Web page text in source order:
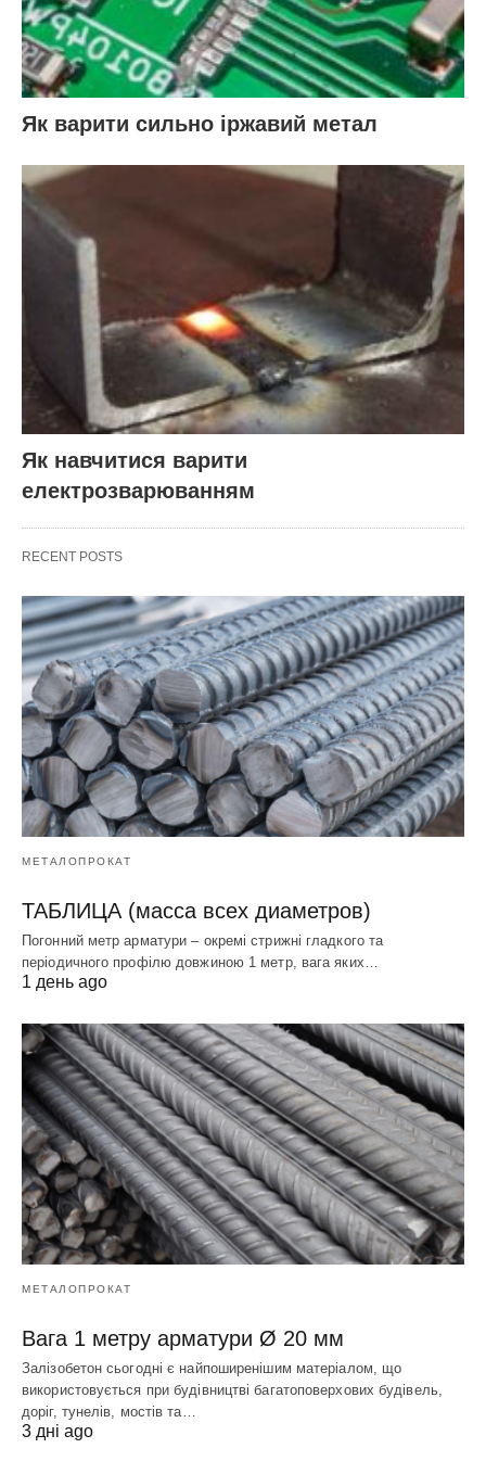
Як варити сильно іржавий метал
Як навчитися варити
електрозварюванням
RECENT POSTS
МЕТАЛОПРОКАТ
ТАБЛИЦА (масса всех диаметров)
Погонний метр арматури – окремі стрижні гладкого та
періодичного профілю довжиною 1 метр, вага яких…
1 день ago
МЕТАЛОПРОКАТ
Вага 1 метру арматури Ø 20 мм
Залізобетон сьогодні є найпоширенішим матеріалом, що
використовується при будівництві багатоповерхових будівель,
доріг, тунелів, мостів та…
3 дні ago